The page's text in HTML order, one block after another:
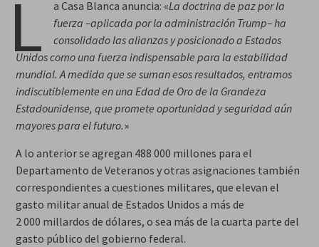
L a Casa Blanca anuncia: «La doctrina de paz por la
fuerza –aplicada por la administración Trump– ha
consolidado las alianzas y posicionado a Estados
Unidos como una fuerza indispensable para la estabilidad
mundial. A medida que se suman esos resultados, entramos
indiscutiblemente en una Edad de Oro de la Grandeza
Estadounidense, que promete oportunidad y seguridad aún
mayores para el futuro.»
A lo anterior se agregan 488 000 millones para el
Departamento de Veteranos y otras asignaciones también
correspondientes a cuestiones militares, que elevan el
gasto militar anual de Estados Unidos a más de
2 000 millardos de dólares, o sea más de la cuarta parte del
gasto público del gobierno federal.